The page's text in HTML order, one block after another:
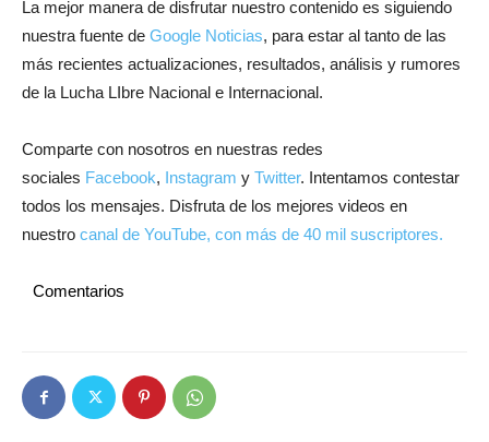
La mejor manera de disfrutar nuestro contenido es siguiendo
nuestra fuente de Google Noticias, para estar al tanto de las
más recientes actualizaciones, resultados, análisis y rumores
de la Lucha LIbre Nacional e Internacional.
Comparte con nosotros en nuestras redes
sociales Facebook, Instagram y Twitter. Intentamos contestar
todos los mensajes. Disfruta de los mejores videos en
nuestro canal de YouTube, con más de 40 mil suscriptores.
Comentarios